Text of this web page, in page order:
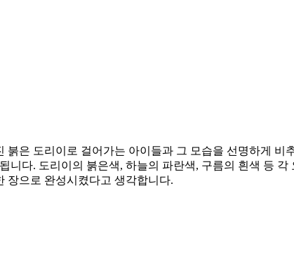
붉은 도리이로 걸어가는 아이들과 그 모습을 선명하게
니다. 도리이의 붉은색, 하늘의 파란색, 구름의 흰색 등
장으로 완성시켰다고 생각합니다.